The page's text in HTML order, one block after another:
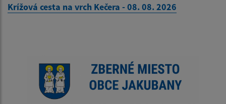
Krížová cesta na vrch Kečera - 08. 08. 2026